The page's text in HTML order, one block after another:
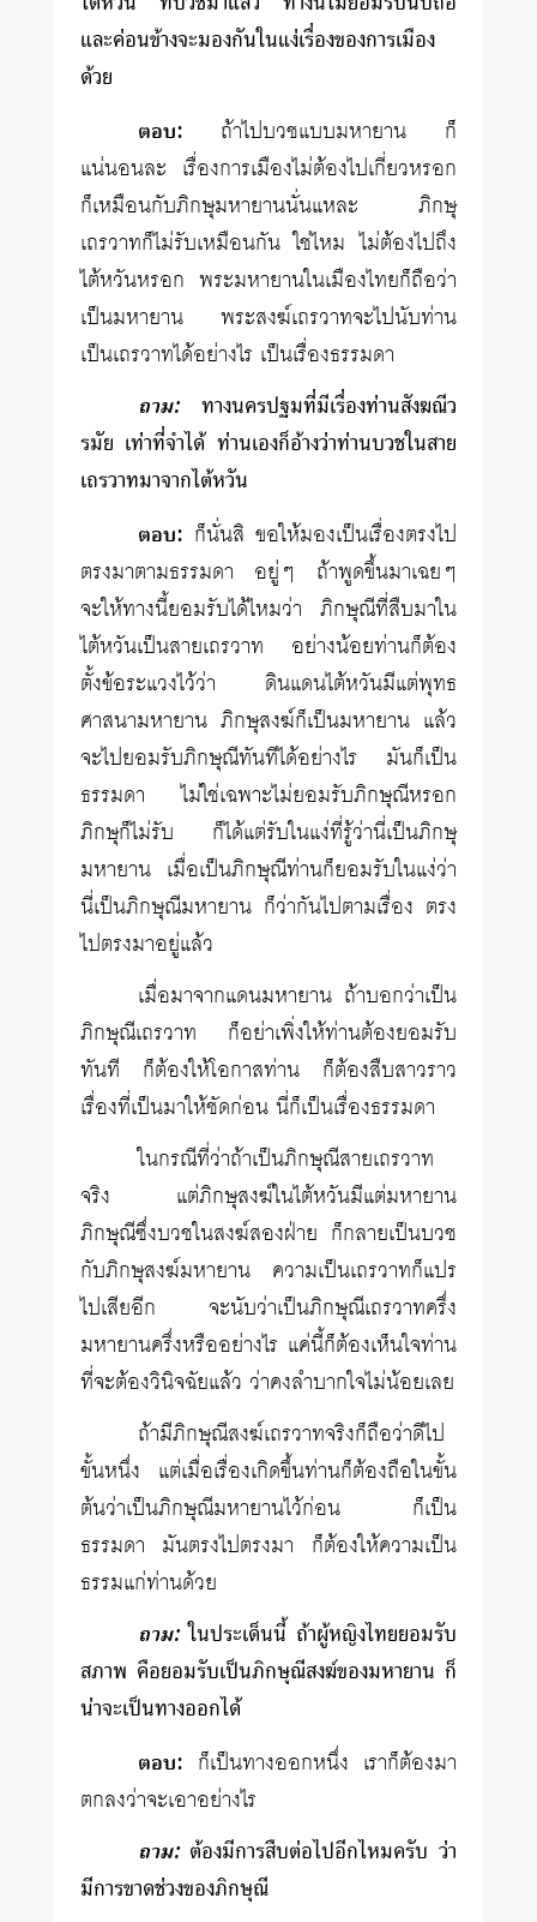
และค่อนข้างจะมองกันในแง่เรื่องของการเมือง
ด้วย
ตอบ: ถ้าไปบวชแบบมหายาน ก็
แน่นอนละ เรื่องการเมืองไม่ต้องไปเกี่ยวหรอก
ก็เหมือนกับภิกษุมหายานนั่นแหละ ภิกษุ
เถรวาทก็ไม่รับเหมือนกัน ใช่ไหม ไม่ต้องไปถึง
ไต้หวันหรอก พระมหายานในเมืองไทยก็ถือว่า
เป็นมหายาน พระสงฆ์เถรวาทจะไปนับท่าน
เป็นเถรวาทได้อย่างไร เป็นเรื่องธรรมดา
ถาม: ทางนครปฐมที่มีเรื่องท่านสังฆณีว
รมัย เท่าที่จำได้ ท่านเองก็อ้างว่าท่านบวชในสาย
เถรวาทมาจากไต้หวัน
ตอบ: ก็นั่นสิ ขอให้มองเป็นเรื่องตรงไป
ตรงมาตามธรรมดา อยู่ๆ ถ้าพูดขึ้นมาเฉยๆ
จะให้ทางนี้ยอมรับได้ไหมว่า ภิกษุณีที่สืบมาใน
ไต้หวันเป็นสายเถรวาท อย่างน้อยท่านก็ต้อง
ตั้งข้อระแวงไว้ว่า ดินแดนไต้หวันมีแต่พุทธ
ศาสนามหายาน ภิกษุสงฆ์ก็เป็นมหายาน แล้ว
จะไปยอมรับภิกษุณีทันทีได้อย่างไร มันก็เป็น
ธรรมดา ไม่ใช่เฉพาะไม่ยอมรับภิกษุณีหรอก
ภิกษุก็ไม่รับ ก็ได้แต่รับในแง่ที่รู้ว่านี่เป็นภิกษุ
มหายาน เมื่อเป็นภิกษุณีท่านก็ยอมรับในแง่ว่า
นี่เป็นภิกษุณีมหายาน ก็ว่ากันไปตามเรื่อง ตรง
ไปตรงมาอยู่แล้ว
เมื่อมาจากแดนมหายาน ถ้าบอกว่าเป็น
ภิกษุณีเถรวาท ก็อย่าเพิ่งให้ท่านต้องยอมรับ
ทันที ก็ต้องให้โอกาสท่าน ก็ต้องสืบสาวราว
เรื่องที่เป็นมาให้ชัดก่อน นี่ก็เป็นเรื่องธรรมดา
ในกรณีที่ว่าถ้าเป็นภิกษุณีสายเถรวาท
จริง แต่ภิกษุสงฆ์ในไต้หวันมีแต่มหายาน
ภิกษุณีซึ่งบวชในสงฆ์สองฝ่าย ก็กลายเป็นบวช
กับภิกษุสงฆ์มหายาน ความเป็นเถรวาทก็แปร
ไปเสียอีก จะนับว่าเป็นภิกษุณีเถรวาทครึ่ง
มหายานครึ่งหรืออย่างไร แค่นี้ก็ต้องเห็นใจท่าน
ที่จะต้องวินิจฉัยแล้ว ว่าคงลำบากใจไม่น้อยเลย
ถ้ามีภิกษุณีสงฆ์เถรวาทจริงก็ถือว่าดีไป
ขั้นหนึ่ง แต่เมื่อเรื่องเกิดขึ้นท่านก็ต้องถือในขั้น
ต้นว่าเป็นภิกษุณีมหายานไว้ก่อน ก็เป็น
ธรรมดา มันตรงไปตรงมา ก็ต้องให้ความเป็น
ธรรมแก่ท่านด้วย
ถาม: ในประเด็นนี้ ถ้าผู้หญิงไทยยอมรับ
สภาพ คือยอมรับเป็นภิกษุณีสงฆ์ของมหายาน ก็
น่าจะเป็นทางออกได้
ตอบ: ก็เป็นทางออกหนึ่ง เราก็ต้องมา
ตกลงว่าจะเอาอย่างไร
ถาม: ต้องมีการสืบต่อไปอีกไหมครับ ว่า
มีการขาดช่วงของภิกษุณี